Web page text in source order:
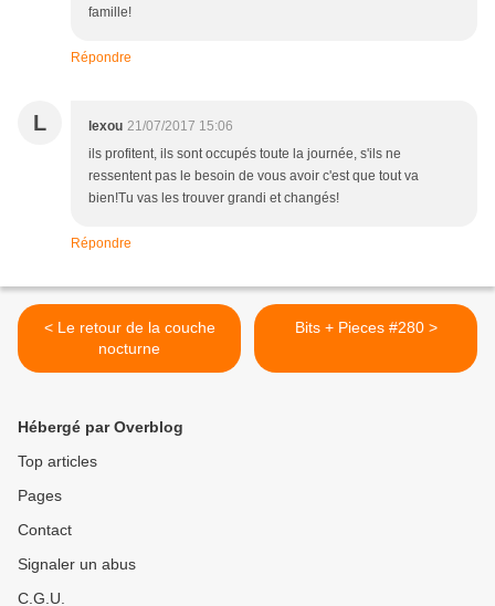
famille!
Répondre
L lexou 21/07/2017 15:06
ils profitent, ils sont occupés toute la journée, s'ils ne
ressentent pas le besoin de vous avoir c'est que tout va
bien!Tu vas les trouver grandi et changés!
Répondre
< Le retour de la couche
nocturne
Bits + Pieces #280 >
Hébergé par Overblog
Top articles
Pages
Contact
Signaler un abus
C.G.U.